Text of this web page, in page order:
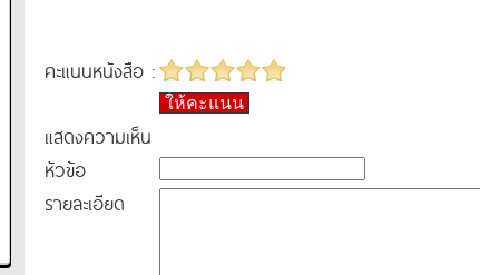
คะแนนหนังสือ :
ให้คะแนน
แสดงความเห็น
หัวข้อ
รายละเอียด